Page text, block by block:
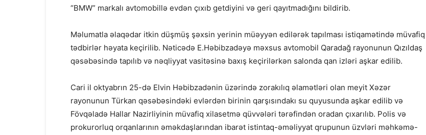
“BMW” markalı avtomobillə evdən çıxıb getdiyini və geri qayıtmadığını bildirib.
Məlumatla əlaqədar itkin düşmüş şəxsin yerinin müəyyən edilərək tapılması istiqamətində müvafiq
tədbirlər həyata keçirilib. Nəticədə E.Həbibzadəyə məxsus avtomobil Qaradağ rayonunun Qızıldaş
qəsəbəsində tapılıb və nəqliyyat vasitəsinə baxış keçirilərkən salonda qan izləri aşkar edilib.
Cari il oktyabrın 25-də Elvin Həbibzadənin üzərində zorakılıq əlamətləri olan meyit Xəzər
rayonunun Türkan qəsəbəsindəki evlərdən birinin qarşısındakı su quyusunda aşkar edilib və
Fövqəladə Hallar Nazirliyinin müvafiq xilasetmə qüvvələri tərəfindən oradan çıxarılıb. Polis və
prokurorluq orqanlarının əməkdaşlarından ibarət istintaq-əməliyyat qrupunun üzvləri məhkəmə-